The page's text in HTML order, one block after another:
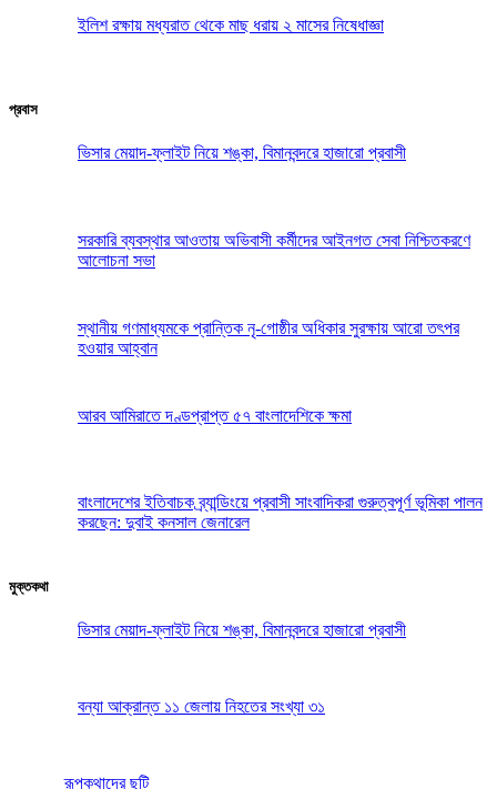
ইলিশ রক্ষায় মধ্যরাত থেকে মাছ ধরায় ২ মাসের নিষেধাজ্ঞা
প্রবাস
ভিসার মেয়াদ-ফ্লাইট নিয়ে শঙ্কা, বিমানবন্দরে হাজারো প্রবাসী
সরকারি ব্যবস্থার আওতায় অভিবাসী কর্মীদের আইনগত সেবা নিশ্চিতকরণে
আলোচনা সভা
স্থানীয় গণমাধ্যমকে প্রান্তিক নৃ-গোষ্ঠীর অধিকার সুরক্ষায় আরো তৎপর
হওয়ার আহ্বান
আরব আমিরাতে দণ্ডপ্রাপ্ত ৫৭ বাংলাদেশিকে ক্ষমা
বাংলাদেশের ইতিবাচক ব্র্যান্ডিংয়ে প্রবাসী সাংবাদিকরা গুরুত্বপূর্ণ ভূমিকা পালন
করছেন: দুবাই কনসাল জেনারেল
মুক্তকথা
ভিসার মেয়াদ-ফ্লাইট নিয়ে শঙ্কা, বিমানবন্দরে হাজারো প্রবাসী
বন্যা আক্রান্ত ১১ জেলায় নিহতের সংখ্যা ৩১
রূপকথাদের ছুটি